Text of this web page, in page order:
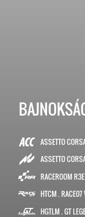
ASSETTO
ASSETTO
RACEROOM R3E
HTCM . RACE07
HGTLM . GT